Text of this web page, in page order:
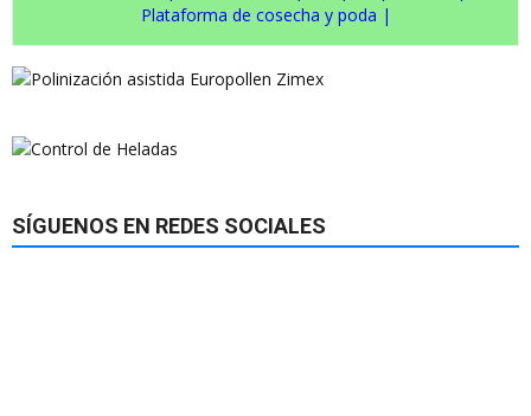
Plataforma de cosecha y poda |
SÍGUENOS EN REDES SOCIALES